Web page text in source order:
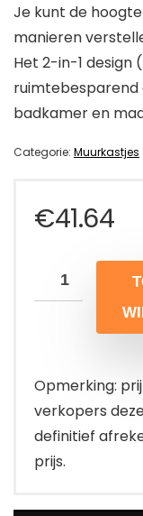
Je kunt de
manieren
Het 2-in-1 design
ruimtebesparend
badkamer en
Categorie: Muurkastjes
€41.64
Opmerking:
verkopers
definitief
prijs.